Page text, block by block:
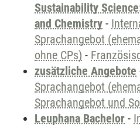
Sustainability
and Chemistry -
Sprachangebot
ohne CPs) -
zusätzliche Angebote
Sprachangebot
Sprachangebot und
Leuphana Bachelor -